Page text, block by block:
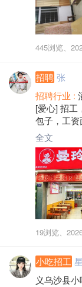
445浏览、
招聘 张
招聘行业 :
[爱心] 招工，将乐店曼玲粥招阿姨，要求做事灵活，会包
全文
19浏览、
小吃招工
义乌沙县小吃